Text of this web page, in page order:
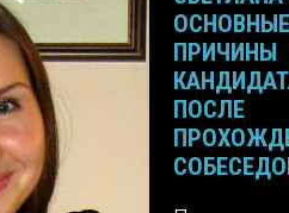
ОСНОВНЫЕ
ПОСЛЕ